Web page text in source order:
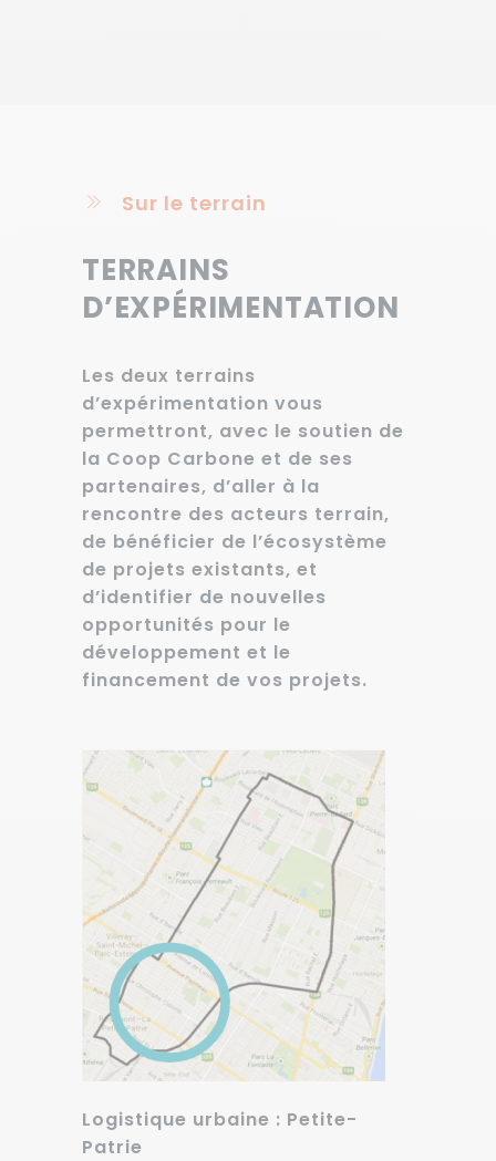
Sur le terrain
TERRAINS
D’EXPÉRIMENTATION
Les deux terrains
d’expérimentation vous
permettront, avec le soutien de
la Coop Carbone et de ses
partenaires, d’aller à la
rencontre des acteurs terrain,
de bénéficier de l’écosystème
de projets existants, et
d’identifier de nouvelles
opportunités pour le
développement et le
financement de vos projets.
Logistique urbaine : Petite-
Patrie